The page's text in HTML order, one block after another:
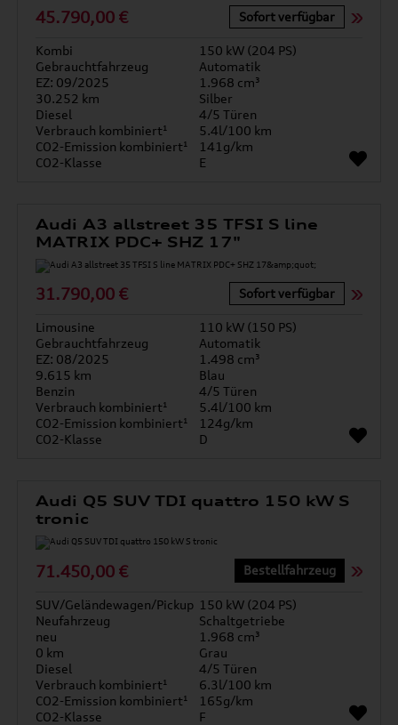
45.790,00 € Sofort verfügbar
Kombi
150 kW (204 PS)
Gebrauchtfahrzeug
Automatik
EZ: 09/2025
1.968 cm³
30.252 km
Silber
Diesel
4/5 Türen
Verbrauch kombiniert¹
5.4l/100 km
CO2-Emission kombiniert¹
141g/km
CO2-Klasse
E
Audi A3 allstreet 35 TFSI S line
MATRIX PDC+ SHZ 17"
31.790,00 € Sofort verfügbar
Limousine
110 kW (150 PS)
Gebrauchtfahrzeug
Automatik
EZ: 08/2025
1.498 cm³
9.615 km
Blau
Benzin
4/5 Türen
Verbrauch kombiniert¹
5.4l/100 km
CO2-Emission kombiniert¹
124g/km
CO2-Klasse
D
Audi Q5 SUV TDI quattro 150 kW S
tronic
71.450,00 € Bestellfahrzeug
SUV/Geländewagen/Pickup 150 kW (204 PS)
Neufahrzeug
Schaltgetriebe
neu
1.968 cm³
0 km
Grau
Diesel
4/5 Türen
Verbrauch kombiniert¹
6.3l/100 km
CO2-Emission kombiniert¹
165g/km
CO2-Klasse
F